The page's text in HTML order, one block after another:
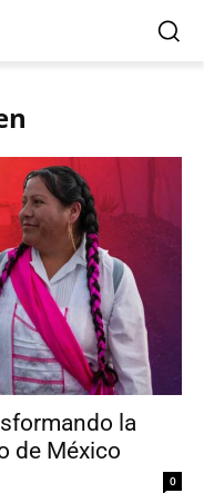
la
de México
0